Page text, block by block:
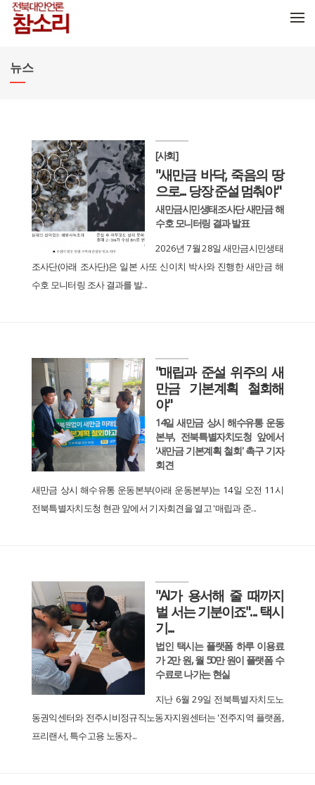
뉴스
[사회]
"새만금 바닥, 죽음의 땅
으로... 당장 준설 멈춰야"
새만금시민생태조사단 새만금 해
수호 모니터링 결과 발표
2026년 7월 28일 새만금시민생태
조사단(아래 조사단)은 일본 사또 신이치 박사와 진행한 새만금 해
수호 모니터링 조사 결과를 발...
"매립과 준설 위주의 새
만금 기본계획 철회해
야"
14일 새만금 상시 해수유통 운동
본부, 전북특별자치도청 앞에서
'새만금 기본계획 철회' 촉구 기자
회견
새만금 상시 해수유통 운동본부(아래 운동본부)는 14일 오전 11시
전북특별자치도청 현관 앞에서 기자회견을 열고 '매립과 준...
"AI가 용서해 줄 때까지
벌 서는 기분이죠"... 택시
기...
법인 택시는 플랫폼 하루 이용료
가 2만 원, 월 50만 원이 플랫폼 수
수료로 나가는 현실
지난 6월 29일 전북특별자치도노
동권익센터와 전주시비정규직노동자지원센터는 '전주지역 플랫폼,
프리랜서, 특수고용 노동자...